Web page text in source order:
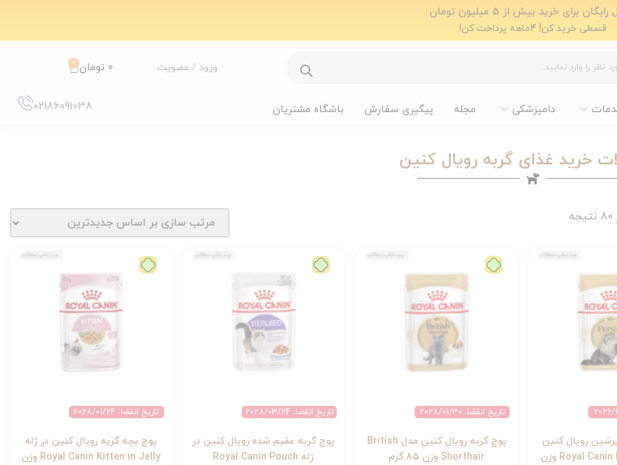
برای خرید بیش از 5 میلیون تومان
قسطی خرید کن! 4ماهه پرداخت کن!
ورود / عضویت 0 تومان 0
دامپزشکی مجله پیگیری سفارش باشگاه مشتریان 02186091038
خرید غذای گربه رویال کنین
رویال کنین
Royal Canin Persian Adult وزن
تاریخ انقضا: 2028/01/30
پوچ گربه رویال کنین مدل British
Shorthair وزن 85 گرم
تاریخ انقضا: 2028/03/24
پوچ گربه عقیم شده رویال کنین در
ژله Royal Canin Pouch
تاریخ انقضا: 2028/01/24
پوچ بچه گربه رویال کنین در ژله
Royal Canin Kitten in Jelly وزن